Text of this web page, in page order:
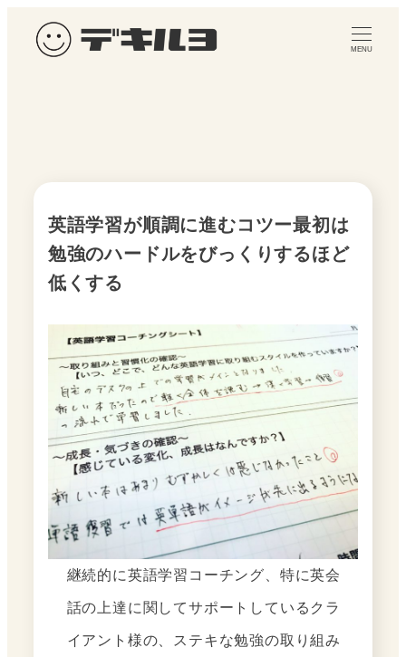
MENU
英語学習が順調に進むコツー最初は
勉強のハードルをびっくりするほど
低くする
継続的に英語学習コーチング、特に英会
話の上達に関してサポートしているクラ
イアント様の、ステキな勉強の取り組み